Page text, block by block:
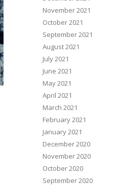
November 2021
October 2021
September 2021
August 2021
July 2021
June 2021
May 2021
April 2021
March 2021
February 2021
January 2021
December 2020
November 2020
October 2020
September 2020